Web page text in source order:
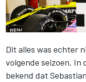
Dit alles was echter
volgende seizoen. In
bekend dat